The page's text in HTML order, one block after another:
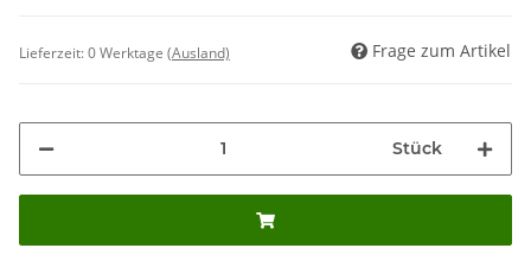
Lieferzeit:0 Werktage (Ausland) Frage zum Artikel
Stück